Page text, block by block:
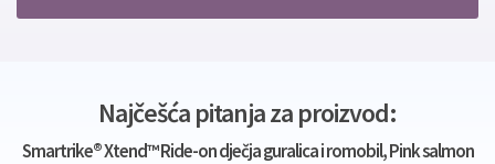
Najčešća pitanja za proizvod:
Smartrike® Xtend™ Ride-on dječja guralica i romobil, Pink salmon